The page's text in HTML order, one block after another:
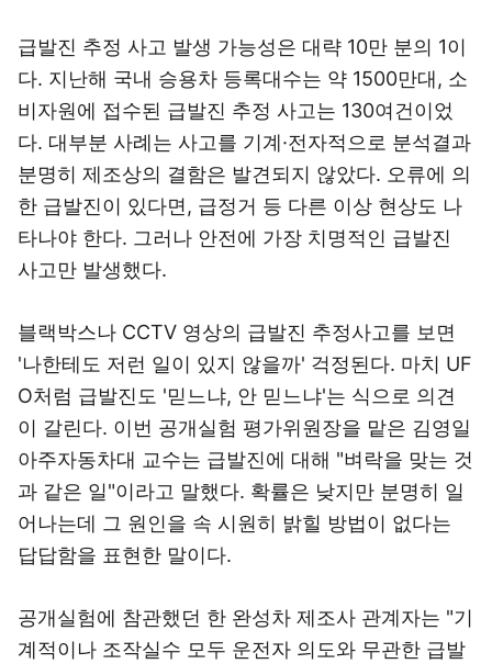
급발진 추정 사고 발생 가능성은 대략 10만 분의 1이
다. 지난해 국내 승용차 등록대수는 약 1500만대, 소
비자원에 접수된 급발진 추정 사고는 130여건이었
다. 대부분 사례는 사고를 기계·전자적으로 분석결과
분명히 제조상의 결함은 발견되지 않았다. 오류에 의
한 급발진이 있다면, 급정거 등 다른 이상 현상도 나
타나야 한다. 그러나 안전에 가장 치명적인 급발진
사고만 발생했다.
블랙박스나 CCTV 영상의 급발진 추정사고를 보면
'나한테도 저런 일이 있지 않을까' 걱정된다. 마치 UF
O처럼 급발진도 '믿느냐, 안 믿느냐'는 식으로 의견
이 갈린다. 이번 공개실험 평가위원장을 맡은 김영일
아주자동차대 교수는 급발진에 대해 "벼락을 맞는 것
과 같은 일"이라고 말했다. 확률은 낮지만 분명히 일
어나는데 그 원인을 속 시원히 밝힐 방법이 없다는
답답함을 표현한 말이다.
공개실험에 참관했던 한 완성차 제조사 관계자는 "기
계적이나 조작실수 모두 운전자 의도와 무관한 급발